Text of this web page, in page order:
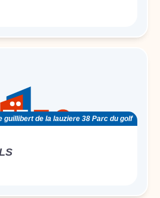
guillibert de la lauziere 38 Parc du golf